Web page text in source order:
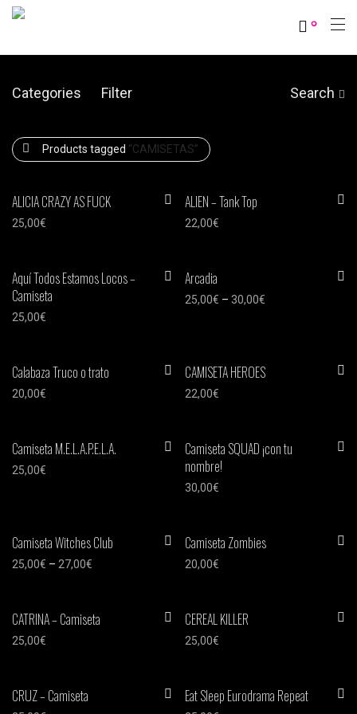
0
Categories Filter Search
Products tagged “CAMISETAS”
ALICIA CRAZY AS FUCK
25,00€
ALIEN – Tank Top
22,00€
Aquí Todos Estamos Locos –
Camiseta
25,00€
Arcadia
25,00€ – 30,00€
Calabaza Truco o trato
20,00€
CAMISETA HEROES
22,00€
Camiseta M.E.L.A.P.E.L.A.
25,00€
Camiseta SQUAD ¡con tu
nombre!
30,00€
Camiseta Witches Club
25,00€ – 27,00€
Camiseta Zombies
20,00€
CATRINA – Camiseta
25,00€
CEREAL KILLER
25,00€
CRUZ – Camiseta Eat Sleep Eurodrama Repeat